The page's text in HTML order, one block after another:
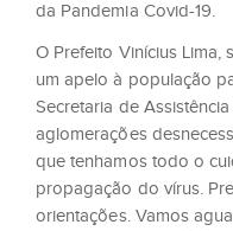
da Pandemia Covid-19.
O Prefeito Vinícius Lima,
um apelo à população
Secretaria de
aglomerações
que tenhamos todo o
propagação do vírus.
orientações. Vamos